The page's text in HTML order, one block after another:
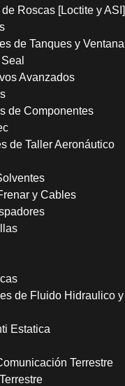
Roscas [Loctite y ASI]
de Tanques y
Avanzados
de Componentes
de Taller Aeronáutico
y Cables
de Fluido Hidraulico
Estatica
Terrestre